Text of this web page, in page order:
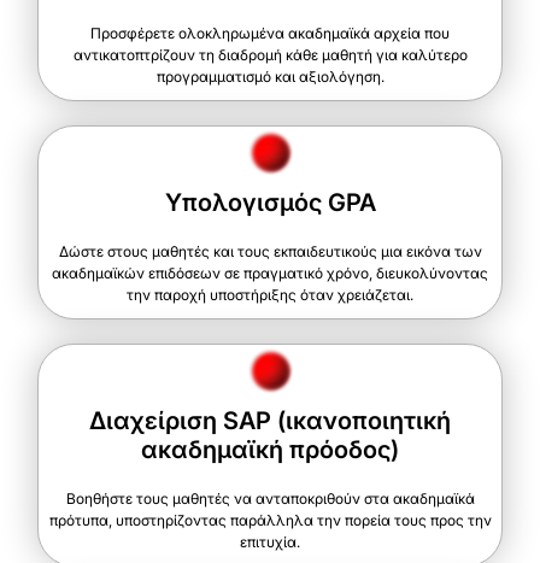
Προσφέρετε ολοκληρωμένα ακαδημαϊκά αρχεία που
αντικατοπτρίζουν τη διαδρομή κάθε μαθητή για καλύτερο
προγραμματισμό και αξιολόγηση.
Υπολογισμός GPA
Δώστε στους μαθητές και τους εκπαιδευτικούς μια εικόνα των
ακαδημαϊκών επιδόσεων σε πραγματικό χρόνο, διευκολύνοντας
την παροχή υποστήριξης όταν χρειάζεται.
Διαχείριση SAP (ικανοποιητική
ακαδημαϊκή πρόοδος)
Βοηθήστε τους μαθητές να ανταποκριθούν στα ακαδημαϊκά
πρότυπα, υποστηρίζοντας παράλληλα την πορεία τους προς την
επιτυχία.